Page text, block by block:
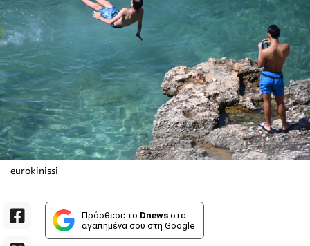
eurokinissi
Πρόσθεσε το Dnews στα
αγαπημένα σου στη Google